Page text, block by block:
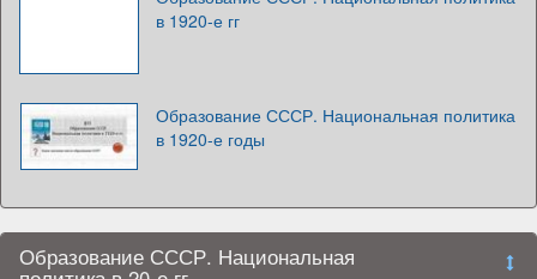
в 1920-е гг
Образование СССР. Национальная политика
в 1920-е годы
Образование СССР. Национальная